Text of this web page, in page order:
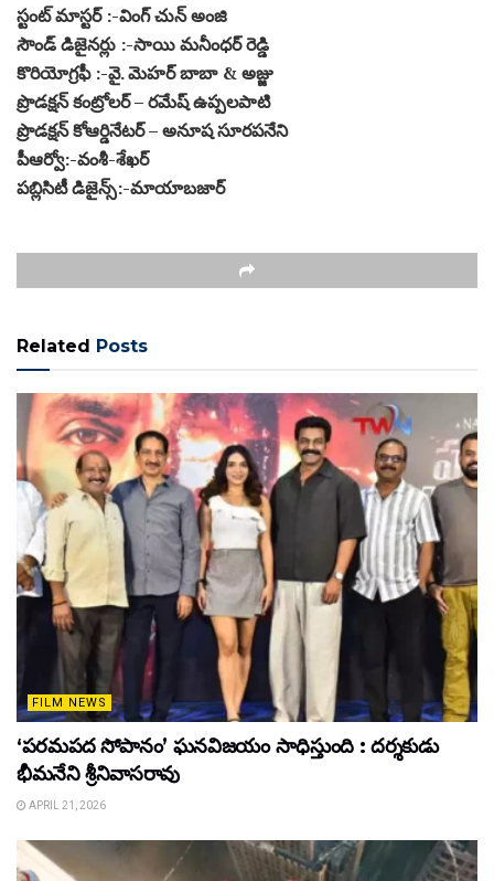
స్టంట్ మాస్టర్ :-వింగ్ చున్ అంజి
సౌండ్ డిజైనర్లు :-సాయి మనీంధర్ రెడ్డి
కొరియోగ్రఫీ :-వై. మెహర్ బాబా & అజ్జు
ప్రొడక్షన్ కంట్రోలర్ – రమేష్ ఉప్పలపాటి
ప్రొడక్షన్ కోఆర్డినేటర్ – అనూష సూరపనేని
పీఆర్వో:-వంశీ-శేఖర్
పబ్లిసిటీ డిజైన్స్:-మాయాబజార్
Related Posts
FILM NEWS
‘పరమపద సోపానం’ ఘనవిజయం సాధిస్తుంది : దర్శకుడు
భీమనేని శ్రీనివాసరావు
APRIL 21, 2026